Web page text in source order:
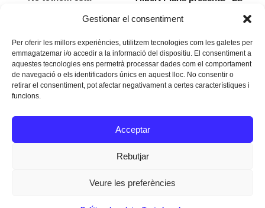
Gestionar el consentiment
Per oferir les millors experiències, utilitzem tecnologies com les galetes per
emmagatzemar i/o accedir a la informació del dispositiu. El consentiment a
aquestes tecnologies ens permetrà processar dades com el comportament
de navegació o els identificadors únics en aquest lloc. No consentir o
retirar el consentiment, pot afectar negativament a certes característiques i
funcions.
Acceptar
Rebutjar
Veure les preferències
feina de forner”
next
Llorenç del Cardassar
Instagram
Facebook
Twitter
Texts Legals